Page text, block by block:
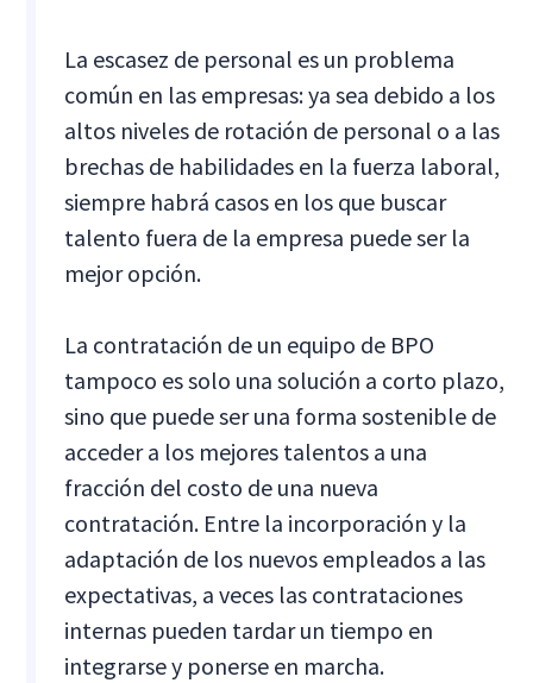
La escasez de personal es un problema
común en las empresas: ya sea debido a los
altos niveles de rotación de personal o a las
brechas de habilidades en la fuerza laboral,
siempre habrá casos en los que buscar
talento fuera de la empresa puede ser la
mejor opción.
La contratación de un equipo de BPO
tampoco es solo una solución a corto plazo,
sino que puede ser una forma sostenible de
acceder a los mejores talentos a una
fracción del costo de una nueva
contratación. Entre la incorporación y la
adaptación de los nuevos empleados a las
expectativas, a veces las contrataciones
internas pueden tardar un tiempo en
integrarse y ponerse en marcha.